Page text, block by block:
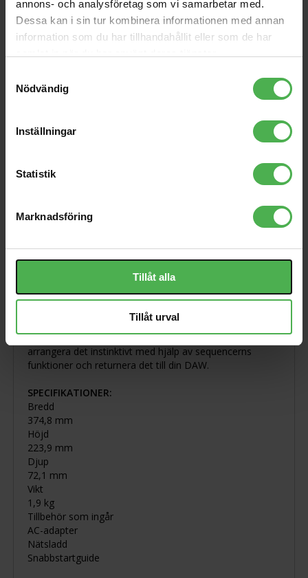
annons- och analysföretag som vi samarbetar med.
Dessa kan i sin tur kombinera informationen med annan
information som du har tillhandahållit eller som de har
Nödvändig
Inställningar
Statistik
Marknadsföring
Tillåt alla
Tillåt urval
Stegredigering för att skapa dina idéer i det ögonblick de
dyker upp. Förbättra dina ljud med prestandafunktioner,
som Running Direction, Speed Modulation och Groove
SQUID registrerar prestationsinformation i bakgrunden
När du experimenterar och hör något du älskar, använd
Time Warp-funktionen för att återkalla och spara det
ANSLUTA OLIKA INSTRUMENT
SQUID har en USB B-uttag, MIDI-uttag, 2 uppsättningar
in-/utgångsterminaler. Det betyder att du kan kombinera
kraften i din DAW med moderna, modulära och vintage
IMPORTERA OCH EXPORTERA SNABB
Överför snabbt sekvensmönster, projekt och Midi-klipp
mellan SQUID och din PC eller Mac med SQUID
Manager-funktionen. Importera enkelt ett
sekvensmönster skapat på din DAW till SQUID,
arrangera det instinktivt med hjälp av sequencerns
funktioner och returnera det till din DAW.
SPECIFIKATIONER:
Bredd
374,8 mm
Höjd
223,9 mm
Djup
72,1 mm
Vikt
1,9 kg
Tillbehör som ingår
AC-adapter
Nätsladd
Snabbstartguide